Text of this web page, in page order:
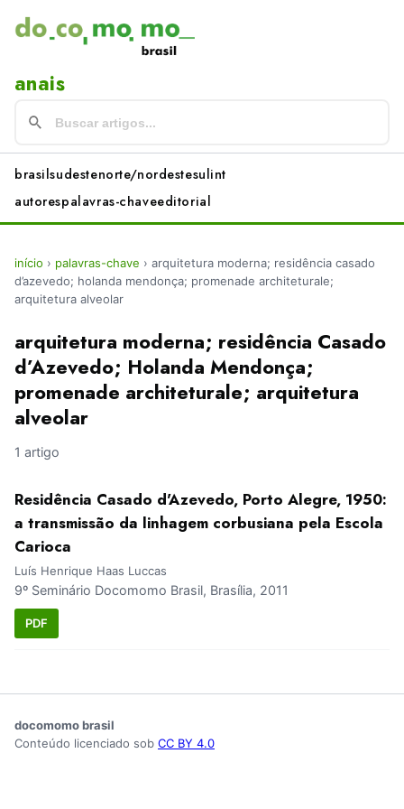
anais
brasilsudestenorte/nordestesulint
autorespalavras-chaveeditorial
início › palavras-chave › arquitetura moderna; residência casado
d’azevedo; holanda mendonça; promenade architeturale;
arquitetura alveolar
arquitetura moderna; residência Casado
d’Azevedo; Holanda Mendonça;
promenade architeturale; arquitetura
alveolar
1 artigo
Residência Casado d'Azevedo, Porto Alegre, 1950:
a transmissão da linhagem corbusiana pela Escola
Carioca
Luís Henrique Haas Luccas
9º Seminário Docomomo Brasil, Brasília, 2011
PDF
docomomo brasil
Conteúdo licenciado sob CC BY 4.0